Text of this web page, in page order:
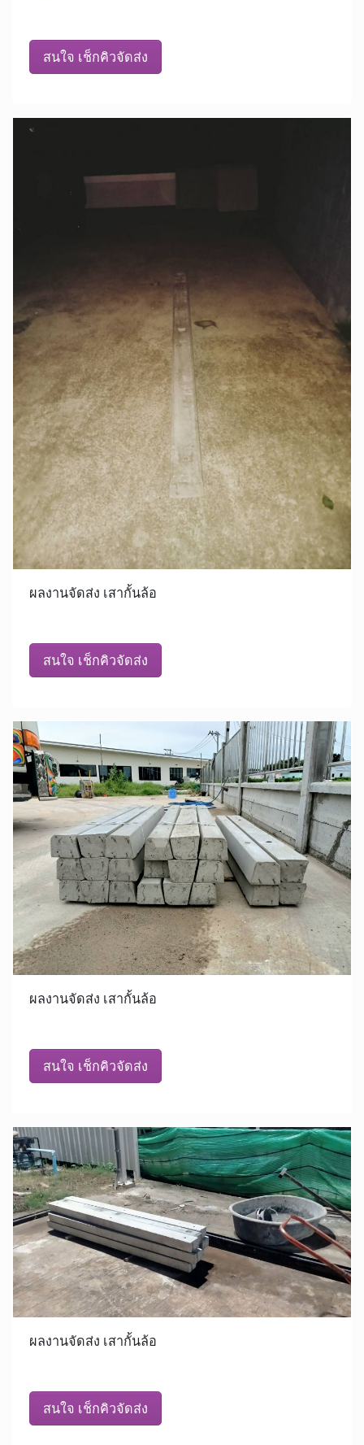
สนใจ เช็กคิวจัดส่ง
ผลงานจัดส่ง เสากั้นล้อ
สนใจ เช็กคิวจัดส่ง
ผลงานจัดส่ง เสากั้นล้อ
สนใจ เช็กคิวจัดส่ง
ผลงานจัดส่ง เสากั้นล้อ
สนใจ เช็กคิวจัดส่ง